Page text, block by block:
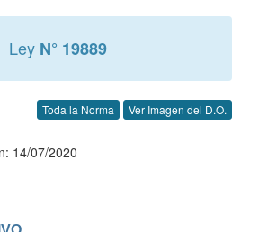
Ley N° 19889
Toda la Norma Ver Imagen del D.O.
14/07/2020